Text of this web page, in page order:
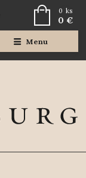
Menu
0 ks
0 €